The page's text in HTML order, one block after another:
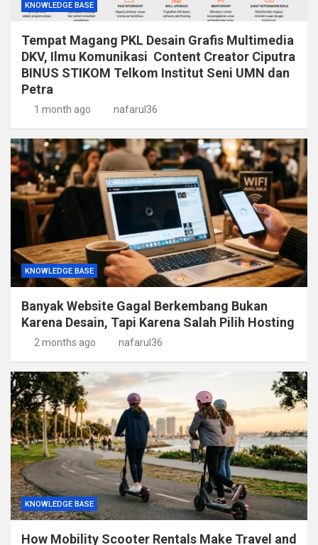
KNOWLEDGE BASE
Tempat Magang PKL Desain Grafis Multimedia
DKV, Ilmu Komunikasi Content Creator Ciputra
BINUS STIKOM Telkom Institut Seni UMN dan
Petra
1 month ago nafarul36
KNOWLEDGE BASE
Banyak Website Gagal Berkembang Bukan
Karena Desain, Tapi Karena Salah Pilih Hosting
2 months ago nafarul36
KNOWLEDGE BASE
How Mobility Scooter Rentals Make Travel and